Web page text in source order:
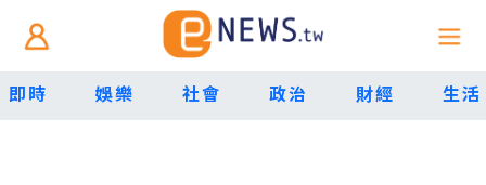
即時 娛樂 社會 政治 財經 生活